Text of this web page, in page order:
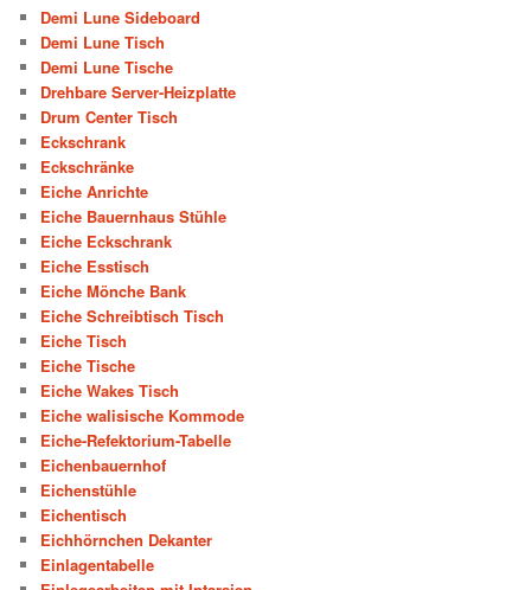
Demi Lune Sideboard
Demi Lune Tisch
Demi Lune Tische
Drehbare Server-Heizplatte
Drum Center Tisch
Eckschrank
Eckschränke
Eiche Anrichte
Eiche Bauernhaus Stühle
Eiche Eckschrank
Eiche Esstisch
Eiche Mönche Bank
Eiche Schreibtisch Tisch
Eiche Tisch
Eiche Tische
Eiche Wakes Tisch
Eiche walisische Kommode
Eiche-Refektorium-Tabelle
Eichenbauernhof
Eichenstühle
Eichentisch
Eichhörnchen Dekanter
Einlagentabelle